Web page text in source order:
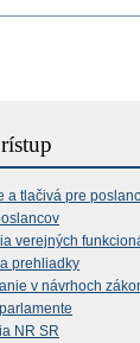
a tlačivá pre
verejných
prehliadky
v návrhoch
NR SR